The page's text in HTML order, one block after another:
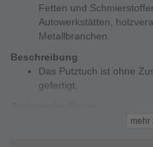
Fetten und
Autowerkstätten,
Metallbranchen.
Beschreibung
Das Putztuch ist ohne
gefertigt.
Material - Baumwollemehr